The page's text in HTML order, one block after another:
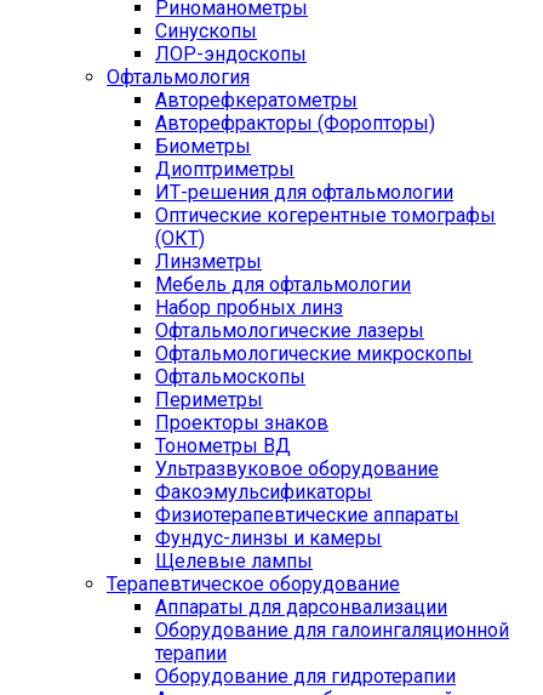
Риноманометры
Синускопы
ЛОР-эндоскопы
Офтальмология
Авторефкератометры
Авторефракторы (Форопторы)
Биометры
Диоптриметры
ИТ-решения для офтальмологии
Оптические когерентные томографы
(ОКТ)
Линзметры
Мебель для офтальмологии
Набор пробных линз
Офтальмологические лазеры
Офтальмологические микроскопы
Офтальмоскопы
Периметры
Проекторы знаков
Тонометры ВД
Ультразвуковое оборудование
Факоэмульсификаторы
Физиотерапевтические аппараты
Фундус-линзы и камеры
Щелевые лампы
Терапевтическое оборудование
Аппараты для дарсонвализации
Оборудование для галоингаляционной
терапии
Оборудование для гидротерапии